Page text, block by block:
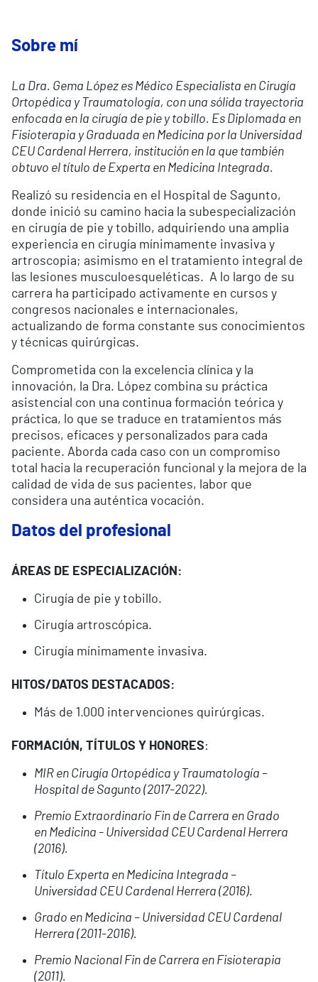
Sobre mí
La Dra. Gema López es Médico Especialista en Cirugía
Ortopédica y Traumatología, con una sólida trayectoria
enfocada en la cirugía de pie y tobillo. Es Diplomada en
Fisioterapia y Graduada en Medicina por la Universidad
CEU Cardenal Herrera, institución en la que también
obtuvo el título de Experta en Medicina Integrada.
Realizó su residencia en el Hospital de Sagunto,
donde inició su camino hacia la subespecialización
en cirugía de pie y tobillo, adquiriendo una amplia
experiencia en cirugía mínimamente invasiva y
artroscopia; asimismo en el tratamiento integral de
las lesiones musculoesqueléticas. A lo largo de su
carrera ha participado activamente en cursos y
congresos nacionales e internacionales,
actualizando de forma constante sus conocimientos
y técnicas quirúrgicas.
Comprometida con la excelencia clínica y la
innovación, la Dra. López combina su práctica
asistencial con una continua formación teórica y
práctica, lo que se traduce en tratamientos más
precisos, eficaces y personalizados para cada
paciente. Aborda cada caso con un compromiso
total hacia la recuperación funcional y la mejora de la
calidad de vida de sus pacientes, labor que
considera una auténtica vocación.
Datos del profesional
ÁREAS DE ESPECIALIZACIÓN:
Cirugía de pie y tobillo.
Cirugía artroscópica.
Cirugía mínimamente invasiva.
HITOS/DATOS DESTACADOS:
Más de 1.000 intervenciones quirúrgicas.
FORMACIÓN, TÍTULOS Y HONORES:
MIR en Cirugía Ortopédica y Traumatología –
Hospital de Sagunto (2017-2022).
Premio Extraordinario Fin de Carrera en Grado
en Medicina - Universidad CEU Cardenal Herrera
(2016).
Título Experta en Medicina Integrada –
Universidad CEU Cardenal Herrera (2016).
Grado en Medicina – Universidad CEU Cardenal
Herrera (2011-2016).
Premio Nacional Fin de Carrera en Fisioterapia
(2011).